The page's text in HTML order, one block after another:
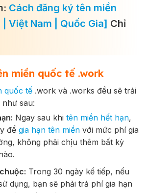
Cách đăng ký tên miền
| Việt Nam | Quốc Gia] Chỉ
miền quốc tế .work
quốc tế .work và .works đều sẽ trải
như sau:
Ngay sau khi tên miền hết hạn,
để gia hạn tên miềnvới mức phí gia
không phải chịu thêm bất kỳ
Trong 30 ngày kế tiếp, nếu
dụng, bạn sẽ phải trả phí gia hạn